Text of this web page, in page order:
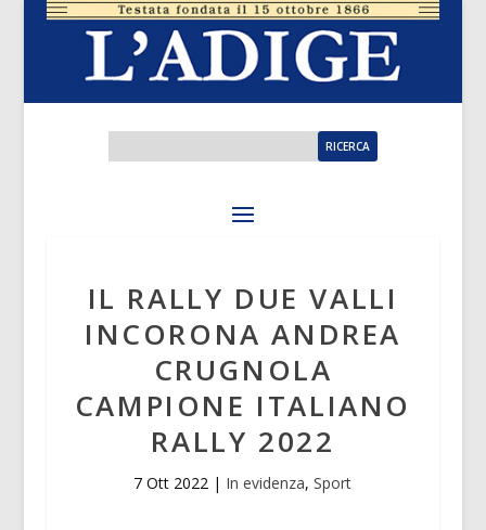
IL RALLY DUE VALLI
INCORONA ANDREA
CRUGNOLA
CAMPIONE ITALIANO
RALLY 2022
7 Ott 2022 | In evidenza,Sport